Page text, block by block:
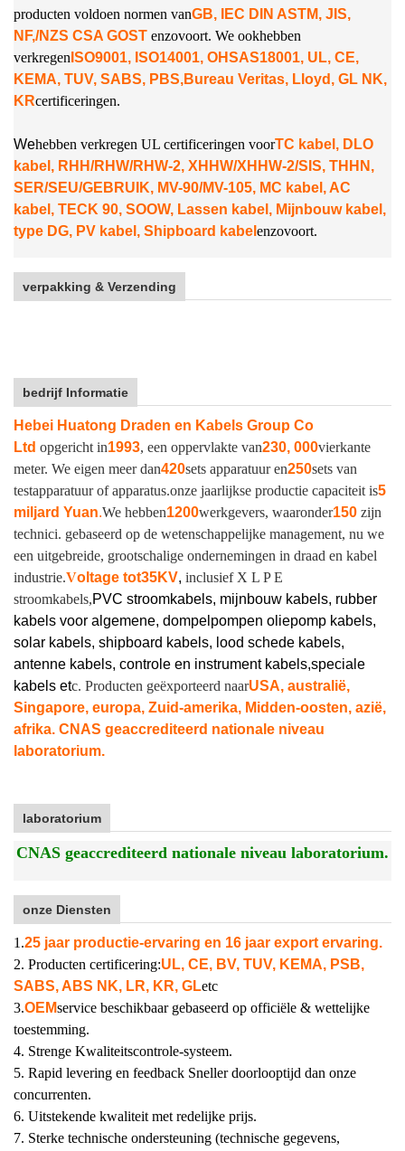
producten voldoen normen vanGB, IEC DIN ASTM, JIS,
NF,/NZS CSA GOST enzovoort. We ookhebben
verkregen ISO9001, ISO14001, OHSAS18001, UL, CE,
KEMA, TUV, SABS, PBS,Bureau Veritas, Lloyd, GL NK,
KRcertificeringen.
Wehebben verkregen UL certificeringen voorTC kabel, DLO
kabel, RHH/RHW/RHW-2, XHHW/XHHW-2/SIS, THHN,
SER/SEU/GEBRUIK, MV-90/MV-105, MC kabel, AC
kabel, TECK 90, SOOW, Lassen kabel, Mijnbouw kabel,
type DG, PV kabel, Shipboard kabel enzovoort.
verpakking & Verzending
bedrijf Informatie
Hebei Huatong Draden en Kabels Group Co
Ltd opgericht in1993, een oppervlakte van230, 000vierkante
meter. We eigen meer dan420sets apparatuur en250sets van
testapparatuur of apparatus.onze jaarlijkse productie capaciteit is5
miljard Yuan.We hebben1200werkgevers, waaronder150 zijn
technici. gebaseerd op de wetenschappelijke management, nu we
een uitgebreide, grootschalige ondernemingen in draad en kabel
industrie.Voltage tot35KV, inclusief X L P E
stroomkabels,PVC stroomkabels, mijnbouw kabels, rubber
kabels voor algemene, dompelpompen oliepomp kabels,
solar kabels, shipboard kabels, lood schede kabels,
antenne kabels, controle en instrument kabels,speciale
kabels etc. Producten geëxporteerd naarUSA, australië,
Singapore, europa, Zuid-amerika, Midden-oosten, azië,
afrika. CNAS geaccrediteerd nationale niveau
laboratorium.
laboratorium
CNAS geaccrediteerd nationale niveau laboratorium.
onze Diensten
1.25 jaar productie-ervaring en 16 jaar export ervaring.
2. Producten certificering:UL, CE, BV, TUV, KEMA, PSB,
SABS, ABS NK, LR, KR, GLetc
3.OEMservice beschikbaar gebaseerd op officiële & wettelijke
toestemming.
4. Strenge Kwaliteitscontrole-systeem.
5. Rapid levering en feedback Sneller doorlooptijd dan onze
concurrenten.
6. Uitstekende kwaliteit met redelijke prijs.
7. Sterke technische ondersteuning (technische gegevens,